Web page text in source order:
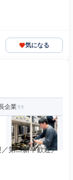
気になる
企業
第二新卒歓迎／